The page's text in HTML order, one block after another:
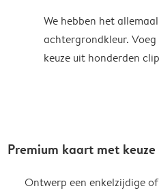
We hebben het
achtergrondkleur.
keuze uit honderden
Premium kaart met
Ontwerp een enkelzijdige